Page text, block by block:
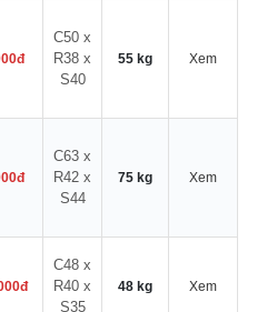
C50 x
R38 x
S40
55 kg Xem
C63 x
R42 x
S44
75 kg Xem
C48 x
R40 x
S35
48 kg Xem